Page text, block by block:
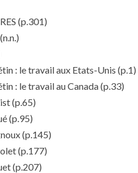
(p.301)
(n.n.)
: le travail aux Etats-Unis (p.1)
: le travail au Canada(p.33)
(p.65)
(p.95)
(p.145)
(p.177)
(p.207)